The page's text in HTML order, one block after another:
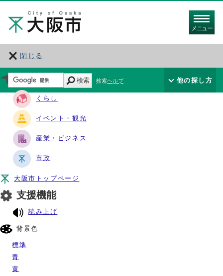
メニュー
閉じる
サイト・ナビ
くらし
イベント・観光
産業・ビジネス
市政
大阪市トップページ
支援機能
読み上げ
背景色
標準
青
黄
検索 検索ヘルプ 他の探し方